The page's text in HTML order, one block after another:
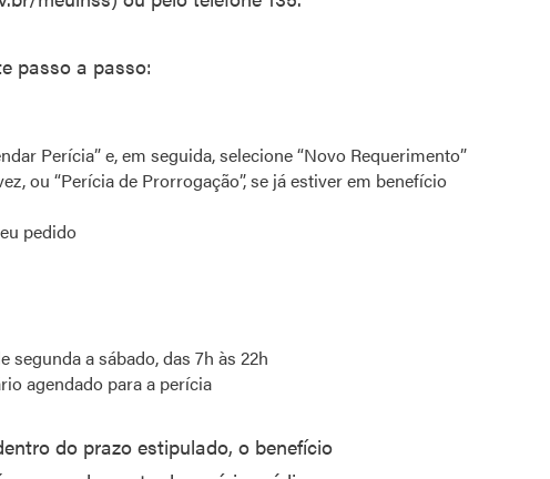
passo a passo:
Perícia” e, em seguida, selecione “Novo Requerimento”
ou “Perícia de Prorrogação”, se já estiver em benefício
pedido
segunda a sábado, das 7h às 22h
agendado para a perícia
do prazo estipulado, o benefício